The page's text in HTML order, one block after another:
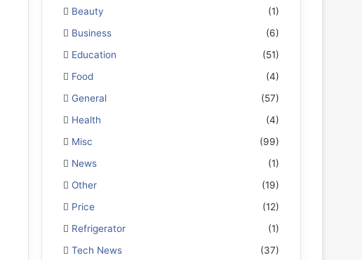
Beauty
(1)
Business
(6)
Education
(51)
Food
(4)
General
(57)
Health
(4)
Misc
(99)
News
(1)
Other
(19)
Price
(12)
Refrigerator
(1)
Tech News
(37)